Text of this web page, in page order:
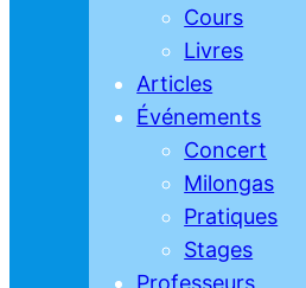
Cours
Livres
Articles
Événements
Concert
Milongas
Pratiques
Stages
Professeurs